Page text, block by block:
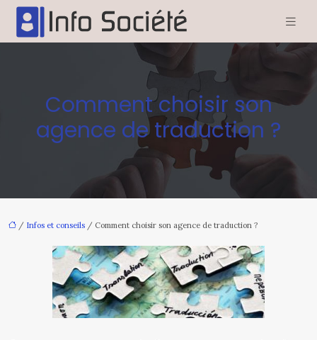
Comment choisir son
agence de traduction ?
/ Infos et conseils / Comment choisir son agence de traduction ?